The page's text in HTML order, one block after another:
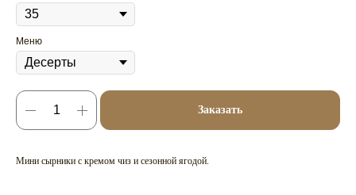
Меню
Заказать
Мини сырники с кремом чиз и сезонной ягодой.